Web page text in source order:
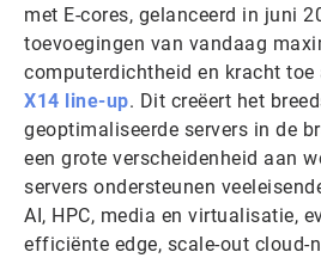
met E-cores, gelanceerd in juni
toevoegingen van vandaag
computerdichtheid en kracht toe
X14 line-up. Dit creëert het
geoptimaliseerde servers in de
een grote verscheidenheid aan
servers ondersteunen
AI, HPC, media en virtualisatie,
efficiënte edge, scale-out cloud-